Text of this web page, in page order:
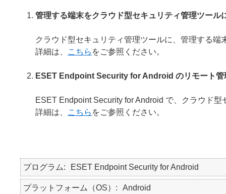
管理する端末をクラウド型セキュリティ管理ツール
クラウド型セキュリティ管理ツールに、管理する端
詳細は、
こちら をご参照ください。
ESET Endpoint Security for Android のリモート管
ESET Endpoint Security for Android で、クラウド
詳細は、
こちら をご参照ください。
プログラム ESET Endpoint Security for Android
プラットフォーム（OS） Android